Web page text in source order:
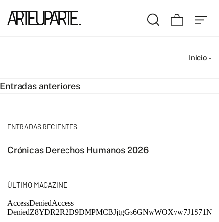
Inicio -
Navegación
entradas
Entradas anteriores
ENTRADAS RECIENTES
Crónicas Derechos Humanos 2026
ÚLTIMO MAGAZINE